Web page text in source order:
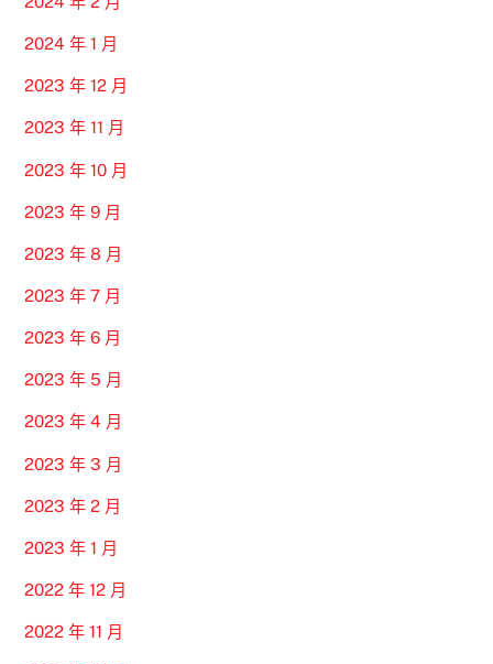
2024 年 1 月
2023 年 12 月
2023 年 11 月
2023 年 10 月
2023 年 9 月
2023 年 8 月
2023 年 7 月
2023 年 6 月
2023 年 5 月
2023 年 4 月
2023 年 3 月
2023 年 2 月
2023 年 1 月
2022 年 12 月
2022 年 11 月